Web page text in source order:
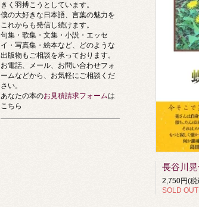
長谷川
2,750円(税
SOLD OUT
きく羽搏こうとしています。
僕の大好きな日本語、言葉の魅力を
これからも発信し続けます。
句集・歌集・文集・小説・エッセ
イ・写真集・絵本など、どのような
出版物もご相談を承っております。
お電話、メール、お問い合わせフォ
ームなどから、お気軽にご相談くだ
さい。
あなたの本のお見積請求フォームは
こちら